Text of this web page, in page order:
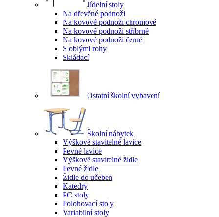
Jídelní stoly
Na dřevěné podnoži
Na kovové podnoži chromové
Na kovové podnoži stříbrné
Na kovové podnoži černé
S oblými rohy
Skládací
Ostatní školní vybavení
Školní nábytek
Výškově stavitelné lavice
Pevné lavice
Výškově stavitelné židle
Pevné židle
Židle do učeben
Katedry
PC stoly
Polohovací stoly
Variabilní stoly